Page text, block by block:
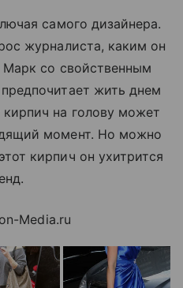
самого дизайнера.
журналиста, каким он
Марк со свойственным
жить днем
на голову может
момент. Но можно
кирпич он ухитрится
Media.ru